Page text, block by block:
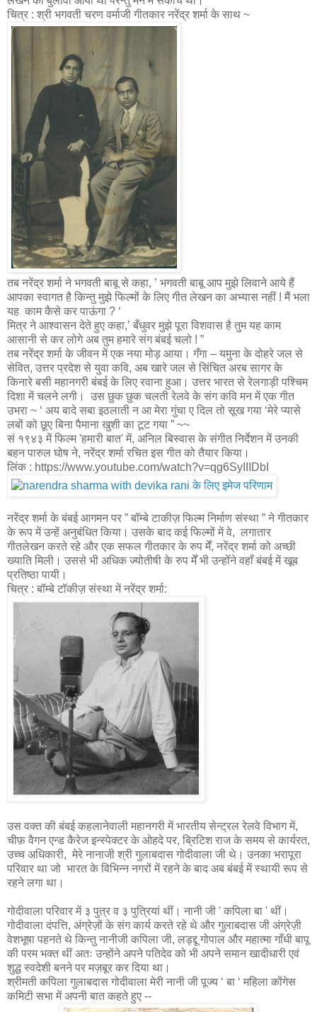
चित्र : श्री भगवती चरण वर्माजी गीतकार नरेंद्र शर्मा के साथ ~
तब नरेंद्र शर्मा ने भगवती बाबू से कहा, ’ भगवती बाबू आप मुझे लिवाने आये हैं
आपका स्वागत है किन्तु मुझे फिल्मों के लिए गीत लेखन का अभ्यास नहीं ! मैं भला
यह काम कैसे कर पाऊंगा ? ‘
मित्र ने आश्वासन देते हुए कहा,’ बँधुवर मुझे पूरा विशवास है तुम यह काम
आसानी से कर लोगे अब तुम हमारे संग बंबई चलो ! ”
तब नरेंद्र शर्मा के जीवन में एक नया मोड़ आया। गँगा – यमुना के दोहरे जल से
सेवित, उत्तर प्रदेश से युवा कवि, अब खारे जल से सिंचित अरब सागर के
किनारे बसी महानगरी बंबई के लिए रवाना हुआ। उत्तर भारत से रेलगाड़ी पश्चिम
दिशा में चलने लगी। उस छुक छुक चलती रेलवे के संग कवि मन में एक गीत
उभरा ~ ‘ अय बादे सबा इठलाती न आ मेरा गुंचा ए दिल तो सूख गया ‘मेरे प्यासे
लबों को छूए बिना पैमाना खुशी का टूट गया ” ~~
सं १९४३ में फिल्म 'हमारी बात' में, अनिल बिस्वास के संगीत निर्देशन में उनकी
बहन पारुल घोष ने, नरेंद्र शर्मा रचित इस गीत को तैयार किया।
लिंक : https://www.youtube.com/watch?v=qg6SyIIIDbI
नरेंद्र शर्मा के बंबई आगमन पर ” बॉम्बे टाकीज़ फिल्म निर्माण संस्था ” ने गीतकार
के रूप में उन्हें अनुबंधित किया। उसके बाद कई फिल्मों में वे, लगातार
गीतलेखन करते रहे और एक सफल गीतकार के रुप मेँ, नरेंद्र शर्मा को अच्छी
ख्याति मिली। उससे भी अधिक ज्योतीषी के रुप मेँ भी उन्होँने वहाँ बंबई में खूब
प्रतिष्ठा पायी।
चित्र : बॉम्बे टॉकीज़ संस्था में नरेंद्र शर्मा:
उस वक्त की बंबई कहलानेवाली महानगरी में भारतीय सेन्ट्रल रेलवे विभाग में,
चीफ़ वैगन एन्ड कैरेज इन्स्पेक्टर के ओहदे पर, ब्रिटिश राज के समय से कार्यरत,
उच्च अधिकारी, मेरे नानाजी श्री गुलाबदास गोदीवाला जी थे। उनका भरापूरा
परिवार था जो भारत के विभिन्न नगरों में रहने के बाद अब बंबई में स्थायी रूप से
रहने लगा था।
गोदीवाला परिवार में ३ पुत्र व ३ पुत्रियां थीं। नानी जी ' कपिला बा ' थीं।
गोदीवाला दंपत्ति, अंग्रेज़ों के संग कार्य करते रहे थे और गुलाबदास जी अंग्रेज़ी
वेशभूषा पहनते थे किन्तु नानीजी कपिला जी, लड्द्दू गोपाल और महात्मा गाँधी बापू
की परम भक्त थीं अतः उन्होंने अपने पतिदेव को भी अपने समान खादीधारी एवं
शुद्ध स्वदेशी बनने पर मज़बूर कर दिया था।
श्रीमती कपिला गुलाबदास गोदीवाला मेरी नानी जी पूज्य ‘ बा ‘ महिला कोंगेस
कमिटी सभा में अपनी बात कहते हुए --